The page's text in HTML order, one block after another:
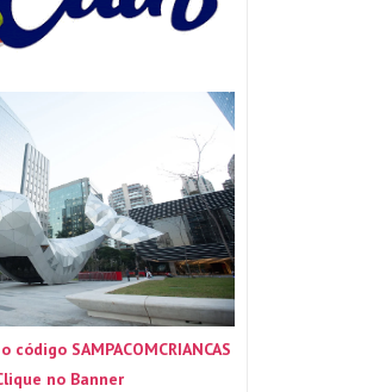
SAMPACOMCRIANCAS
no Banner